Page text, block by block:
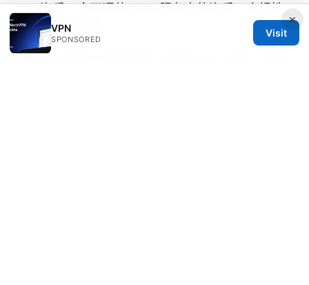
Vpn资质：全面评估 VPN 服务商的资质、合规性
与隐私承诺指南
×
VPN
SPONSORED
Visit